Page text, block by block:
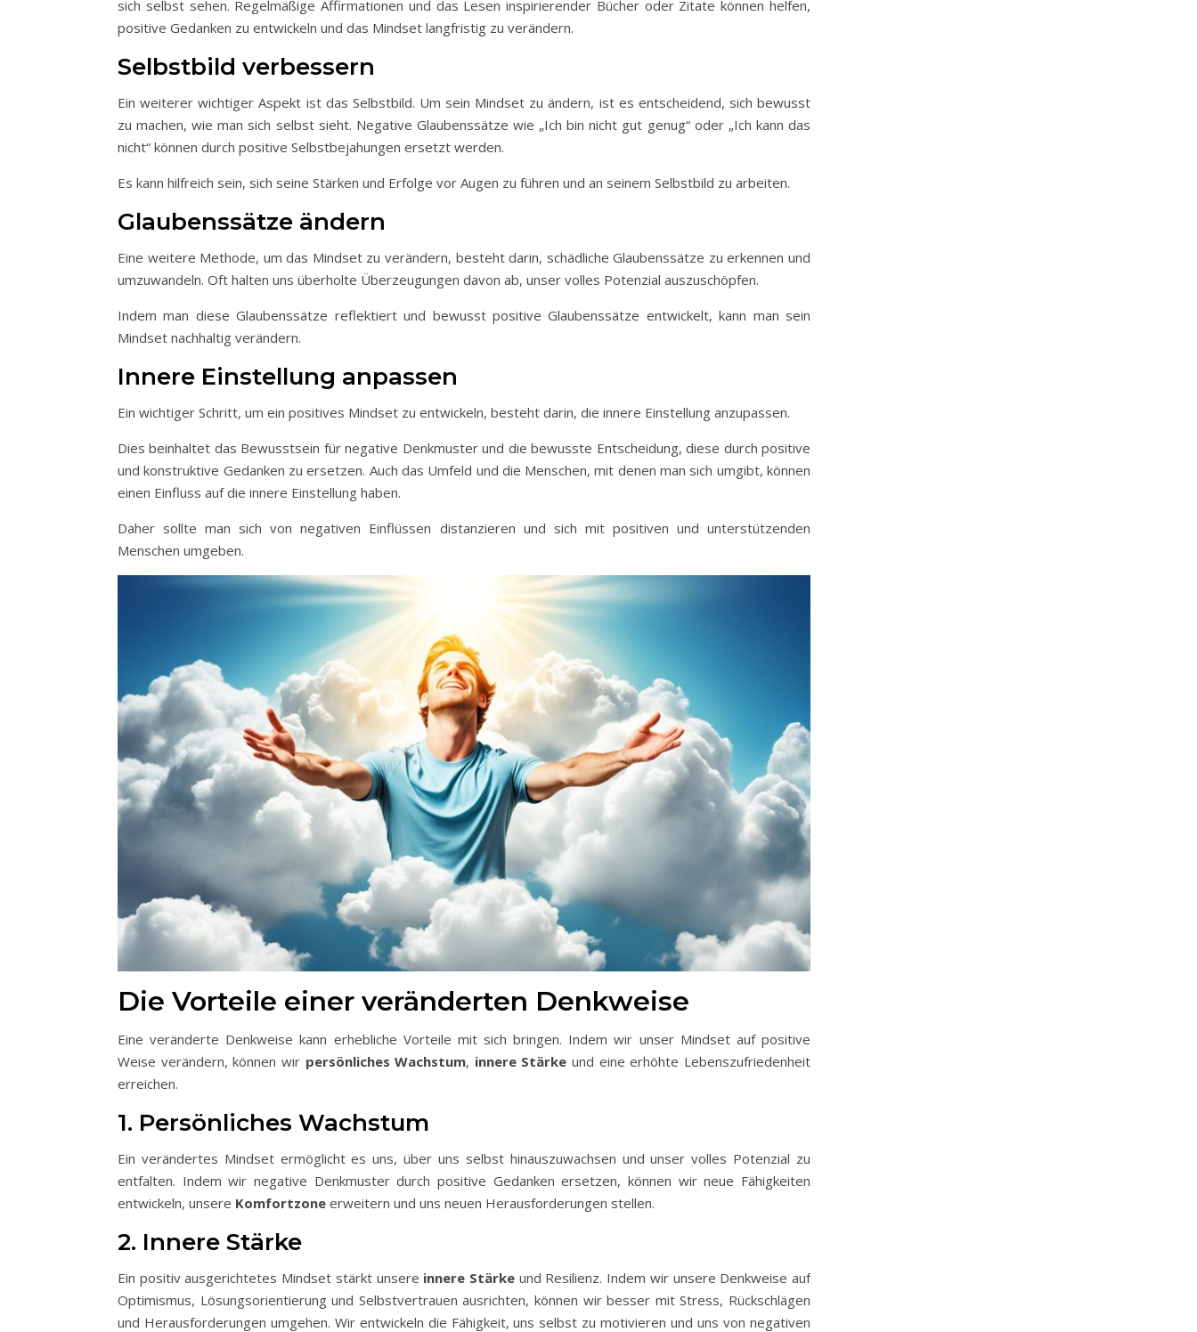
sich selbst sehen. Regelmäßige Affirmationen und das Lesen inspirierender Bücher oder Zitate können helfen,
positive Gedanken zu entwickeln und das Mindset langfristig zu verändern.
Selbstbild verbessern
Ein weiterer wichtiger Aspekt ist das Selbstbild. Um sein Mindset zu ändern, ist es entscheidend, sich bewusst
zu machen, wie man sich selbst sieht. Negative Glaubenssätze wie „Ich bin nicht gut genug“ oder „Ich kann das
nicht“ können durch positive Selbstbejahungen ersetzt werden.
Es kann hilfreich sein, sich seine Stärken und Erfolge vor Augen zu führen und an seinem Selbstbild zu arbeiten.
Glaubenssätze ändern
Eine weitere Methode, um das Mindset zu verändern, besteht darin, schädliche Glaubenssätze zu erkennen und
umzuwandeln. Oft halten uns überholte Überzeugungen davon ab, unser volles Potenzial auszuschöpfen.
Indem man diese Glaubenssätze reflektiert und bewusst positive Glaubenssätze entwickelt, kann man sein
Mindset nachhaltig verändern.
Innere Einstellung anpassen
Ein wichtiger Schritt, um ein positives Mindset zu entwickeln, besteht darin, die innere Einstellung anzupassen.
Dies beinhaltet das Bewusstsein für negative Denkmuster und die bewusste Entscheidung, diese durch positive
und konstruktive Gedanken zu ersetzen. Auch das Umfeld und die Menschen, mit denen man sich umgibt, können
einen Einfluss auf die innere Einstellung haben.
Daher sollte man sich von negativen Einflüssen distanzieren und sich mit positiven und unterstützenden
Menschen umgeben.
Die Vorteile einer veränderten Denkweise
Eine veränderte Denkweise kann erhebliche Vorteile mit sich bringen. Indem wir unser Mindset auf positive
Weise verändern, können wir persönliches Wachstum, innere Stärke und eine erhöhte Lebenszufriedenheit
erreichen.
1. Persönliches Wachstum
Ein verändertes Mindset ermöglicht es uns, über uns selbst hinauszuwachsen und unser volles Potenzial zu
entfalten. Indem wir negative Denkmuster durch positive Gedanken ersetzen, können wir neue Fähigkeiten
entwickeln, unsere Komfortzone erweitern und uns neuen Herausforderungen stellen.
2. Innere Stärke
Ein positiv ausgerichtetes Mindset stärkt unsere innere Stärke und Resilienz. Indem wir unsere Denkweise auf
Optimismus, Lösungsorientierung und Selbstvertrauen ausrichten, können wir besser mit Stress, Rückschlägen
und Herausforderungen umgehen. Wir entwickeln die Fähigkeit, uns selbst zu motivieren und uns von negativen